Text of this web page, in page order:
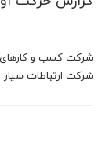
شرکت کسب و کارهای
شرکت ارتباطات سیار